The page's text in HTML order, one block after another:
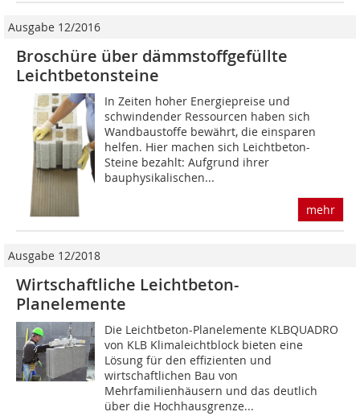
Ausgabe 12/2016
Broschüre über dämmstoffgefüllte
Leichtbetonsteine
In Zeiten hoher Energiepreise und
schwindender Ressourcen haben sich
Wandbaustoffe bewährt, die einsparen
helfen. Hier machen sich Leichtbeton-
Steine bezahlt: Aufgrund ihrer
bauphysikalischen...
mehr
Ausgabe 12/2018
Wirtschaftliche Leichtbeton-
Planelemente
Die Leichtbeton-Planelemente KLBQUADRO
von KLB Klimaleichtblock bieten eine
Lösung für den effizienten und
wirtschaftlichen Bau von
Mehrfamilienhäusern und das deutlich
über die Hochhausgrenze...